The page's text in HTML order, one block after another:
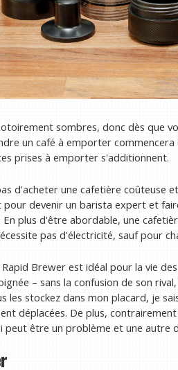
sombres, donc dès que
un café à emporter
prises à emporter s'additionnent.
d'acheter une cafetière coûteuse
pour devenir un barista expert et
plus d'être abordable, une
pas d'électricité, sauf pour
Brewer est idéal pour la vie
– sans la confusion de son
les stockez dans mon placard, je
déplacées. De plus,
peut être un problème et une autre